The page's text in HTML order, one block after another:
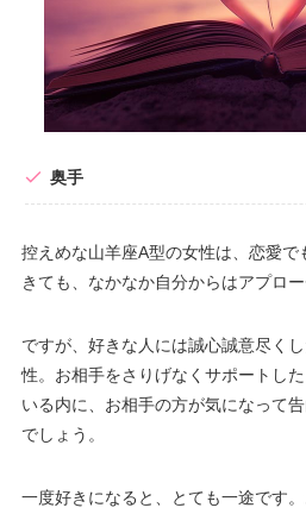
奥手
控えめな山羊座A型の女性は、恋愛
きても、なかなか自分からはアプロー
ですが、好きな人には誠心誠意尽く
性。お相手をさりげなくサポートし
いる内に、お相手の方が気になって
でしょう。
一度好きになると、とても一途です